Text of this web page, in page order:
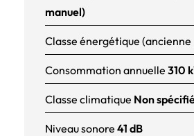
manuel)
Classe énergétique
Consommation annuelle 310
Classe climatique Non
Niveau sonore 41 dB